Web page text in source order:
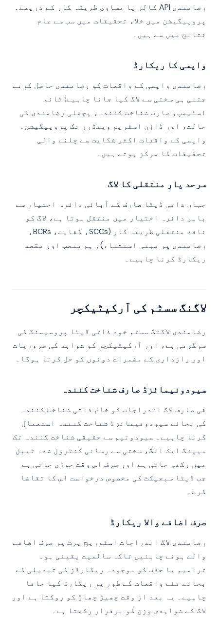
رضامندی API کالز یا مساوی طریقہ کار کے ذریعے۔
پروپیگیشن میں خلاء تحقیقات میں سب سے عام
نتائج میں سے ہیں۔
واپسی کا ریکارڈ
رضامندی واپسی کے واقعات کو رضامندی حاصل کرنے
جتنی ہی سختی سے لاگ کیا جانا چاہیے: ٹائم
اسٹیمپ، صارف شناخت کنندہ، پچھلی رضامندی کی
حالت، اور ڈاؤن اسٹریم وینڈرز تک پروپیگیشن۔
واپسی کے واقعات اکثر شکایت سے چلنے والی
تحقیقات کا مرکز ہوتے ہیں۔
سرحد پار منتقلی کا لاگ
جہاں ذاتی ڈیٹا صارف کے آبائی دائرہ اختیار سے
باہر دائرہ اختیار میں منتقل ہوتا ہے، لاگ کو
نافذ منتقلی طریقہ کار (SCCs، کفایت، BCRs،
رضامندی پر مبنی استثناء)، ہم منصب اور مقصد
ریکارڈ کرنا چاہیے۔
لاگنگ سسٹم کی آرکیٹیکچر
رضامندی لاگنگ سسٹم خود ذاتی ڈیٹا پروسیسنگ کی
سرگرمی ہے، اور آرکیٹیکچر کو شواہد کی ضروریات
اور رازداری کے مضمرات دونوں کو حل کرنا ہوگا۔
سیودونیمائزڈ صارف شناخت کنندہ
فی صارف لاگ اندراجات کو خام ذاتی شناخت کنندہ
کی بجائے سیودونیمائزڈ شناخت کنندہ استعمال
کرنا چاہیے۔ سیودونیم سے حقیقی شناخت کنندہ تک
میپنگ ایک الگ، سختی سے رسائی کنٹرول شدہ ٹیبل
میں رکھی جاتی ہے اور صرف اس وقت جوڑی جاتی ہے
جب ڈیٹا سبجیکٹ کی مخصوص درخواست اس کا تقاضا
کرے۔
صرف اضافے والا ریکارڈ
رضامندی لاگ اندراجات اسٹوریج پرت پر صرف اضافے
والے ہونے چاہئیں تاکہ سالمیت یقینی ہو۔
ترامیم یا حذف کو موجودہ ریکارڈز کی تبدیلی کے
بجائے نئے واقعات کے طور پر ریکارڈ کیا جانا
چاہیے۔ یہ بعد از وقت چھیڑ چھاڑ کو روکتا ہے اور
لاگ کے شواہدی وزن کو برقرار رکھتا ہے۔